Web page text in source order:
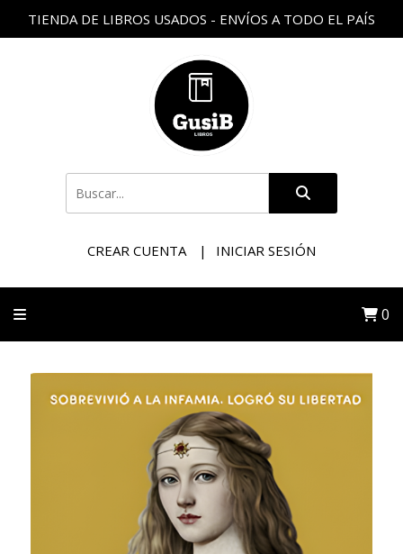
TIENDA DE LIBROS USADOS - ENVÍOS A TODO EL PAÍS
CREAR CUENTA INICIAR SESIÓN
0